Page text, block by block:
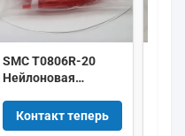
SMC T0806R-20
Нейлоновая
воздушная труба
Пневматический
Контакт теперь